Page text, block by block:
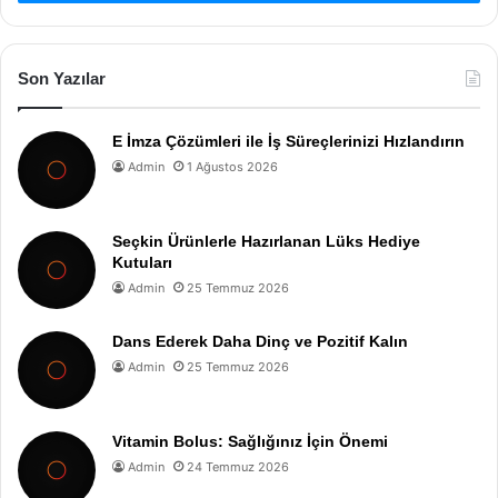
Son Yazılar
E İmza Çözümleri ile İş Süreçlerinizi Hızlandırın
Admin 1 Ağustos 2026
Seçkin Ürünlerle Hazırlanan Lüks Hediye
Kutuları
Admin 25 Temmuz 2026
Dans Ederek Daha Dinç ve Pozitif Kalın
Admin 25 Temmuz 2026
Vitamin Bolus: Sağlığınız İçin Önemi
Admin 24 Temmuz 2026